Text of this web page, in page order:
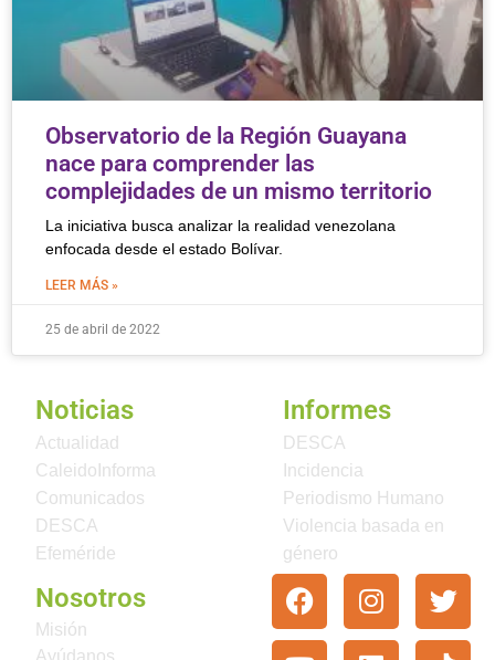
Observatorio de la Región Guayana
nace para comprender las
complejidades de un mismo territorio
La iniciativa busca analizar la realidad venezolana
enfocada desde el estado Bolívar.
LEER MÁS »
25 de abril de 2022
Noticias
Actualidad
CaleidoInforma
Comunicados
DESCA
Efeméride
Informes
DESCA
Incidencia
Periodismo Humano
Violencia basada en
género
Nosotros
Misión
Ayúdanos